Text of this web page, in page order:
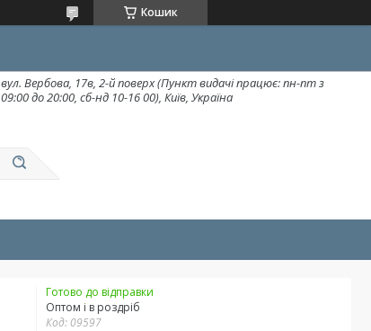
Кошик
вул. Вербова, 17в, 2-й поверх (Пункт видачі працює: пн-пт з
09:00 до 20:00, сб-нд 10-16 00), Київ, Україна
Готово до відправки
Оптом і в роздріб
Код: 09597